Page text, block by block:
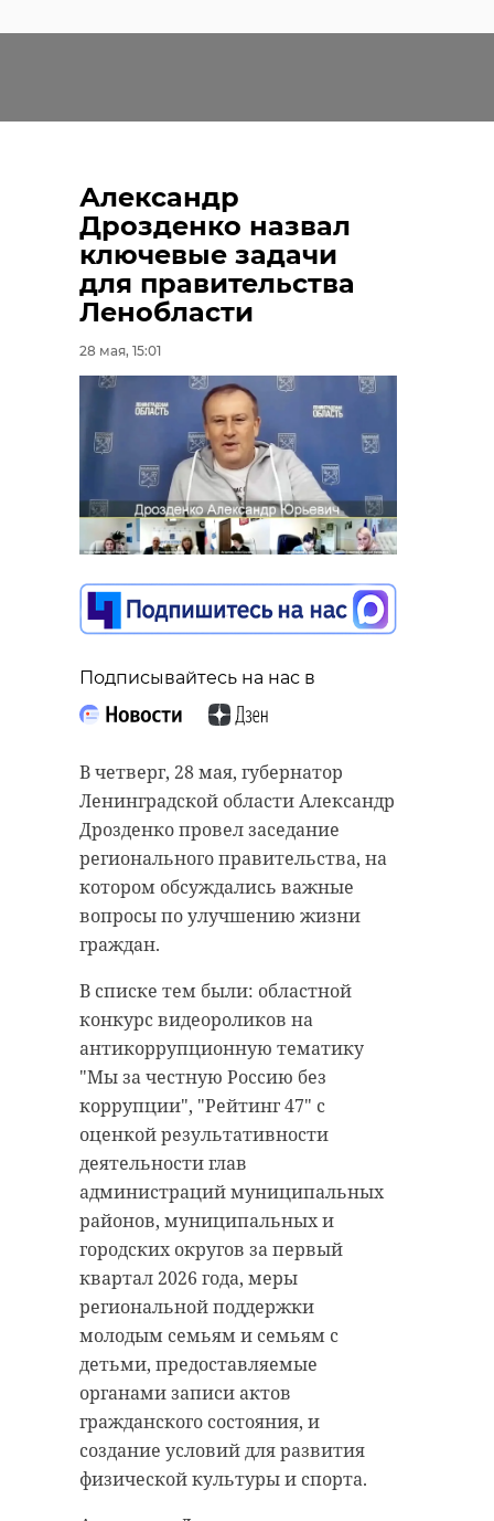
Александр
Дрозденко назвал
ключевые задачи
для правительства
Ленобласти
28 мая, 15:01
Подписывайтесь на нас в
В четверг, 28 мая, губернатор
Ленинградской области Александр
Дрозденко провел заседание
регионального правительства, на
котором обсуждались важные
вопросы по улучшению жизни
граждан.
В списке тем были: областной
конкурс видеороликов на
антикоррупционную тематику
"Мы за честную Россию без
коррупции", "Рейтинг 47" с
оценкой результативности
деятельности глав
администраций муниципальных
районов, муниципальных и
городских округов за первый
квартал 2026 года, меры
региональной поддержки
молодым семьям и семьям с
детьми, предоставляемые
органами записи актов
гражданского состояния, и
создание условий для развития
физической культуры и спорта.